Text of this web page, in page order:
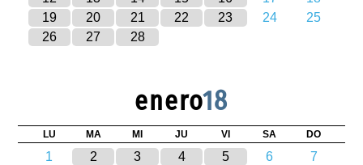
19
20 21 22 23 24
25
26
27 28
enero18
LU MA MI JU VI SA DO
1 2 3 4 5 6
7